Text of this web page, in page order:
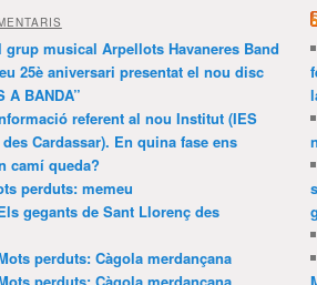
grup musical Arpellots Havaneres Band
25è aniversari presentat el nou disc
A BANDA”
referent al nou Institut (IES
Cardassar). En quina fase ens
camí queda?
perduts: memeu
gegants de Sant Llorenç des
perduts: Càgola merdançana